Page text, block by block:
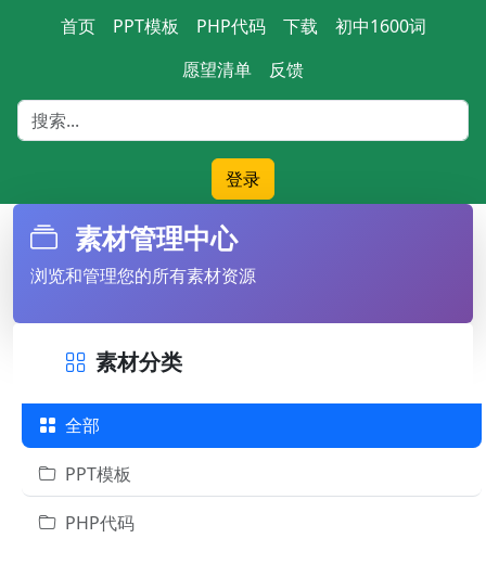
首页 PPT模板 PHP代码 下载
初中1600词
愿望清单
反馈
登录
素材管理中心
浏览和管理您的所有素材资源
素材分类
全部
PPT模板
PHP代码